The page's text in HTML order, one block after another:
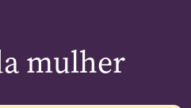
mulher